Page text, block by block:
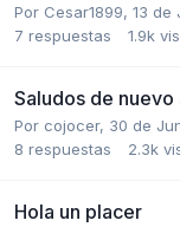
Por Cesar1899, 13 de
7 respuestas 1.9k
Saludos de nuevo
Por cojocer, 30 de
8 respuestas 2.3k
Hola un placer